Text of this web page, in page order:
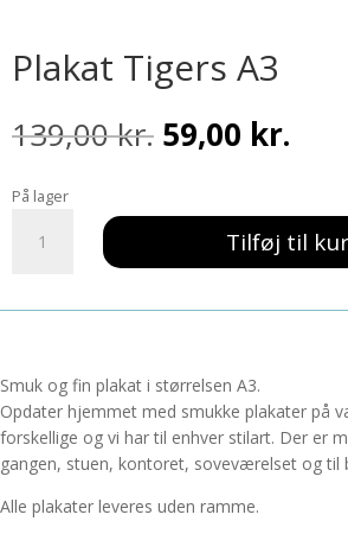
Plakat Tigers A3
139,00kr. Den
oprindelige
var:
139,00 kr..
59,00 kr.
er:
På lager
Tigers
Tilføj til
Smuk og fin plakat i størrelsen A3.
Opdater hjemmet med smukke plakater på
forskellige og vi har til enhver stilart. Der er
gangen, stuen, kontoret, soveværelset og til
Alle plakater leveres uden ramme.